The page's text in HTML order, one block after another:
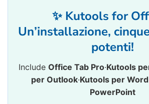
✨ Kutools for
Un’installazione,
potenti!
Include Office Tab Pro·Kutools
per Outlook·Kutools per Word
PowerPoint